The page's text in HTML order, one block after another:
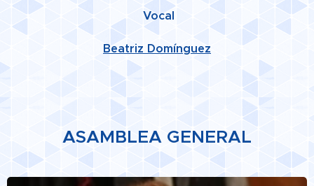
Vocal
Beatriz Domínguez
ASAMBLEA GENERAL